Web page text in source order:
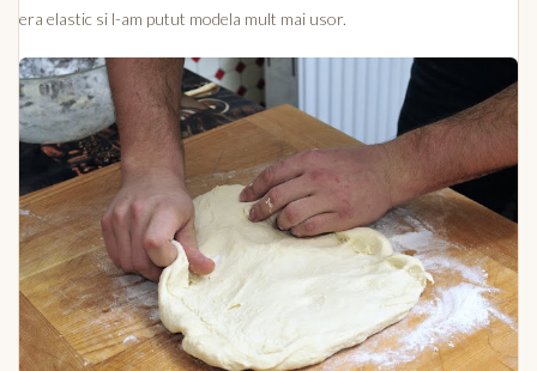
era elastic si l-am putut modela mult mai usor.